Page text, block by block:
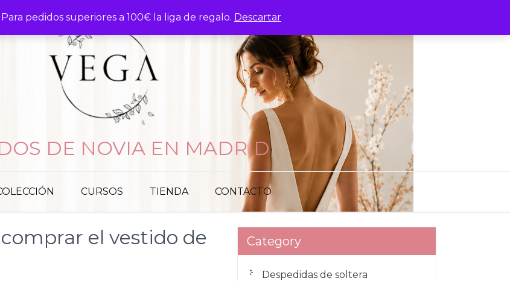
pedidos superiores a 100€ la liga de regalo. Descartar
DE NOVIA EN MADRID
CURSOS TIENDA CONTACTO
el vestido de
Category
Despedidas de soltera